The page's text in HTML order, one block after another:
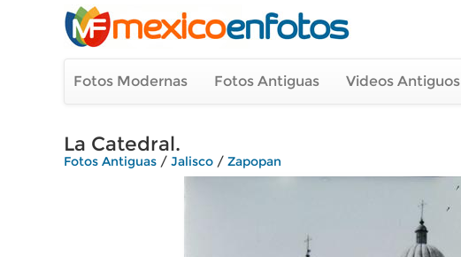
Fotos Modernas Fotos Antiguas Videos Antiguos
La Catedral.
Fotos Antiguas / Jalisco / Zapopan